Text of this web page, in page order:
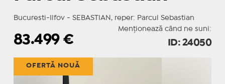
Bucuresti-Ilfov - SEBASTIAN, reper: Parcul Sebastian
Menționează când ne suni:
83.499€ ID: 24050
OFERTĂ NOUĂ